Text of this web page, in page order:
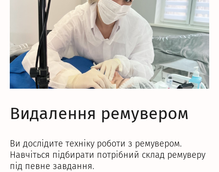
Видалення ремувером
Ви дослідите техніку роботи з ремувером.
Навчіться підбирати потрібний склад ремуверу
під певне завдання.